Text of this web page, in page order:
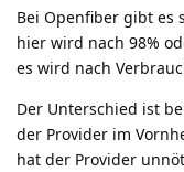
Bei Openfiber gibt es
hier wird nach 98%
es wird nach
Der Unterschied ist
der Provider im
hat der Provider